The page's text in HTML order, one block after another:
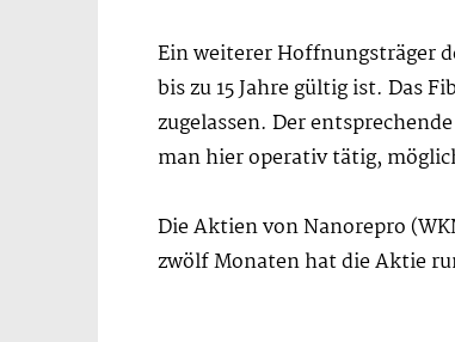
Ein weiterer Hoffnungsträger
bis zu 15 Jahre gültig ist. Das
zugelassen. Der
man hier operativ tätig,
Die Aktien von Nanorepro
zwölf Monaten hat die Aktie